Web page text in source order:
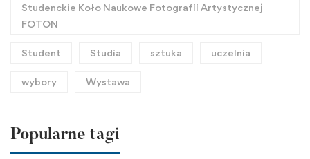
Studenckie Koło Naukowe Fotografii Artystycznej
FOTON
Student Studia sztuka uczelnia
wybory Wystawa
Popularne tagi